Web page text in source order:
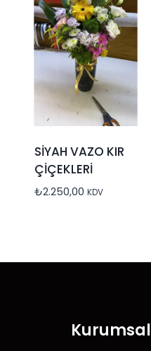
SİYAH VAZO KIR
ÇİÇEKLERİ
₺2.250,00 KDV
Kurumsal